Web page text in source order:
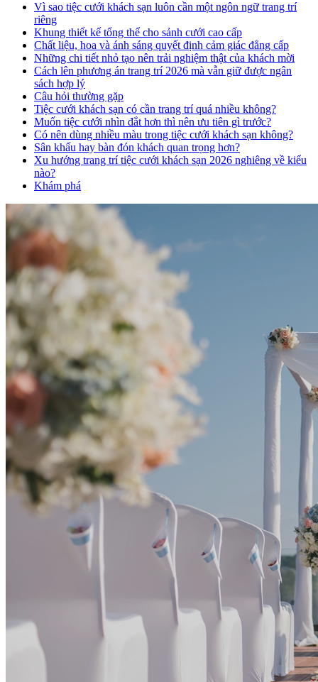
Vì sao tiệc cưới khách sạn luôn cần một ngôn ngữ trang trí
riêng
Khung thiết kế tổng thể cho sảnh cưới cao cấp
Chất liệu, hoa và ánh sáng quyết định cảm giác đẳng cấp
Những chi tiết nhỏ tạo nên trải nghiệm thật của khách mời
Cách lên phương án trang trí 2026 mà vẫn giữ được ngân
sách hợp lý
Câu hỏi thường gặp
Tiệc cưới khách sạn có cần trang trí quá nhiều không?
Muốn tiệc cưới nhìn đắt hơn thì nên ưu tiên gì trước?
Có nên dùng nhiều màu trong tiệc cưới khách sạn không?
Sân khấu hay bàn đón khách quan trọng hơn?
Xu hướng trang trí tiệc cưới khách sạn 2026 nghiêng về kiểu
nào?
Khám phá